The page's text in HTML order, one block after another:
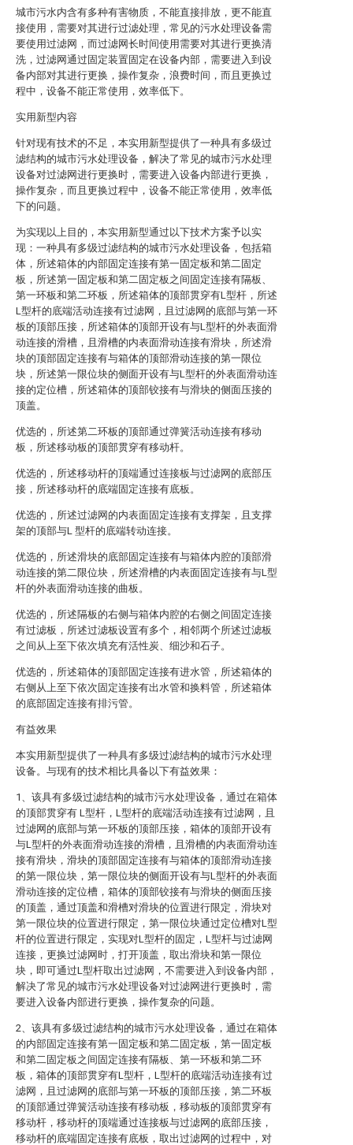
城市污水内含有多种有害物质，不能直接排放，更不能直
接使用，需要对其进行过滤处理，常见的污水处理设备需
要使用过滤网，而过滤网长时间使用需要对其进行更换清
洗，过滤网通过固定装置固定在设备内部，需要进入到设
备内部对其进行更换，操作复杂，浪费时间，而且更换过
程中，设备不能正常使用，效率低下。
实用新型内容
针对现有技术的不足，本实用新型提供了一种具有多级过
滤结构的城市污水处理设备，解决了常见的城市污水处理
设备对过滤网进行更换时，需要进入设备内部进行更换，
操作复杂，而且更换过程中，设备不能正常使用，效率低
下的问题。
为实现以上目的，本实用新型通过以下技术方案予以实
现：一种具有多级过滤结构的城市污水处理设备，包括箱
体，所述箱体的内部固定连接有第一固定板和第二固定
板，所述第一固定板和第二固定板之间固定连接有隔板、
第一环板和第二环板，所述箱体的顶部贯穿有L型杆，所述
L型杆的底端活动连接有过滤网，且过滤网的底部与第一环
板的顶部压接，所述箱体的顶部开设有与L型杆的外表面滑
动连接的滑槽，且滑槽的内表面滑动连接有滑块，所述滑
块的顶部固定连接有与箱体的顶部滑动连接的第一限位
块，所述第一限位块的侧面开设有与L型杆的外表面滑动连
接的定位槽，所述箱体的顶部铰接有与滑块的侧面压接的
顶盖。
优选的，所述第二环板的顶部通过弹簧活动连接有移动
板，所述移动板的顶部贯穿有移动杆。
优选的，所述移动杆的顶端通过连接板与过滤网的底部压
接，所述移动杆的底端固定连接有底板。
优选的，所述过滤网的内表面固定连接有支撑架，且支撑
架的顶部与L 型杆的底端转动连接。
优选的，所述滑块的底部固定连接有与箱体内腔的顶部滑
动连接的第二限位块，所述滑槽的内表面固定连接有与L型
杆的外表面滑动连接的曲板。
优选的，所述隔板的右侧与箱体内腔的右侧之间固定连接
有过滤板，所述过滤板设置有多个，相邻两个所述过滤板
之间从上至下依次填充有活性炭、细沙和石子。
优选的，所述箱体的顶部固定连接有进水管，所述箱体的
右侧从上至下依次固定连接有出水管和换料管，所述箱体
的底部固定连接有排污管。
有益效果
本实用新型提供了一种具有多级过滤结构的城市污水处理
设备。与现有的技术相比具备以下有益效果：
1、该具有多级过滤结构的城市污水处理设备，通过在箱体
的顶部贯穿有 L型杆，L型杆的底端活动连接有过滤网，且
过滤网的底部与第一环板的顶部压接，箱体的顶部开设有
与L型杆的外表面滑动连接的滑槽，且滑槽的内表面滑动连
接有滑块，滑块的顶部固定连接有与箱体的顶部滑动连接
的第一限位块，第一限位块的侧面开设有与L型杆的外表面
滑动连接的定位槽，箱体的顶部铰接有与滑块的侧面压接
的顶盖，通过顶盖和滑槽对滑块的位置进行限定，滑块对
第一限位块的位置进行限定，第一限位块通过定位槽对L型
杆的位置进行限定，实现对L型杆的固定，L型杆与过滤网
连接，更换过滤网时，打开顶盖，取出滑块和第一限位
块，即可通过L型杆取出过滤网，不需要进入到设备内部，
解决了常见的城市污水处理设备对过滤网进行更换时，需
要进入设备内部进行更换，操作复杂的问题。
2、该具有多级过滤结构的城市污水处理设备，通过在箱体
的内部固定连接有第一固定板和第二固定板，第一固定板
和第二固定板之间固定连接有隔板、第一环板和第二环
板，箱体的顶部贯穿有L型杆，L型杆的底端活动连接有过
滤网，且过滤网的底部与第一环板的顶部压接，第二环板
的顶部通过弹簧活动连接有移动板，移动板的顶部贯穿有
移动杆，移动杆的顶端通过连接板与过滤网的底部压接，
移动杆的底端固定连接有底板，取出过滤网的过程中，对